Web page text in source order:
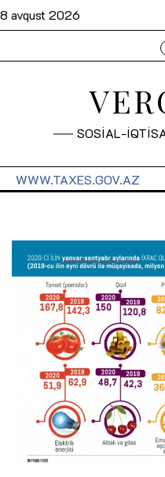
8 avqust 2026
SOSİAL-
WWW.TAXES.GOV.AZ